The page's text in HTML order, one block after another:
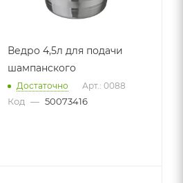
Ведро 4,5л для подачи
шампанского
Достаточно Арт.: 0088
Код — 50073416